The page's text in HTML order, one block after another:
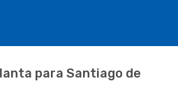
para Santiago de